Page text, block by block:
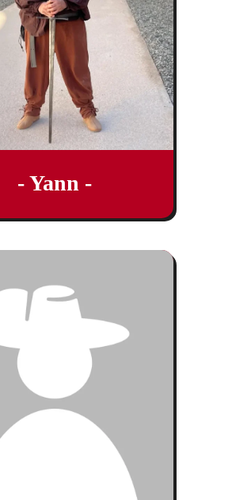
- Yann -